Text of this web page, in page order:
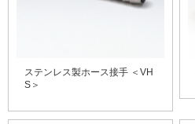
ステンレス製ホース接手 ＜VH
S＞